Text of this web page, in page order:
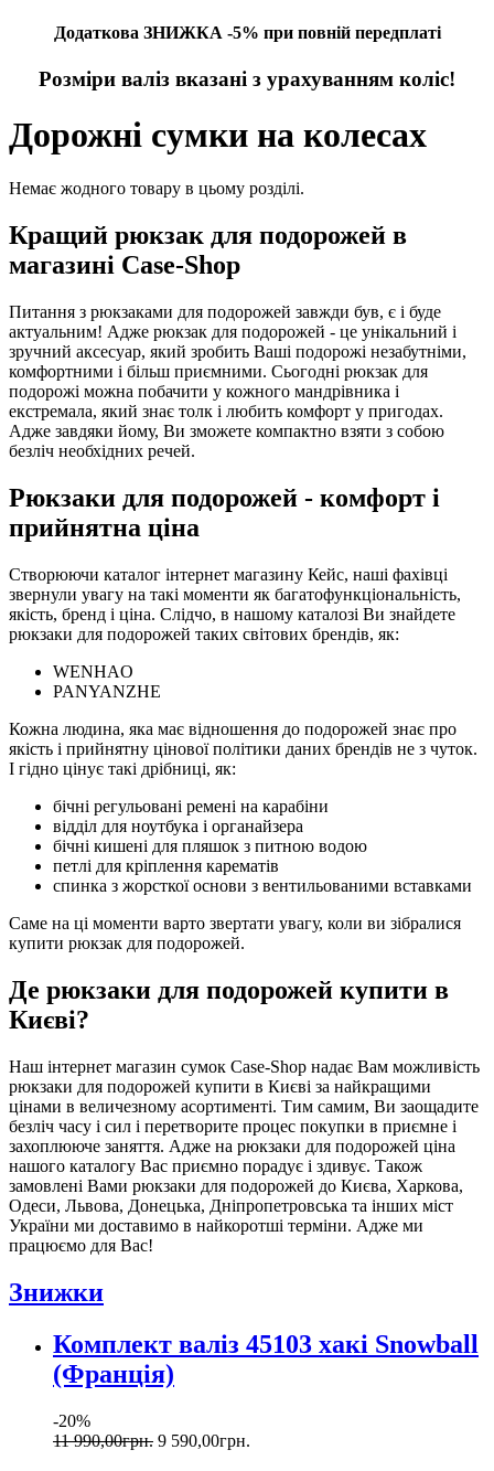
Додаткова ЗНИЖКА -5% при повній передплаті
Розміри валіз вказані з урахуванням коліс!
Дорожні сумки на колесах
Немає жодного товару в цьому розділі.
Кращий рюкзак для подорожей в
магазині Case-Shop
Питання з рюкзаками для подорожей завжди був, є і буде
актуальним! Адже рюкзак для подорожей - це унікальний і
зручний аксесуар, який зробить Ваші подорожі незабутніми,
комфортними і більш приємними. Сьогодні рюкзак для
подорожі можна побачити у кожного мандрівника і
екстремала, який знає толк і любить комфорт у пригодах.
Адже завдяки йому, Ви зможете компактно взяти з собою
безліч необхідних речей.
Рюкзаки для подорожей - комфорт і
прийнятна ціна
Створюючи каталог інтернет магазину Кейс, наші фахівці
звернули увагу на такі моменти як багатофункціональність,
якість, бренд і ціна. Слідчо, в нашому каталозі Ви знайдете
рюкзаки для подорожей таких світових брендів, як:
WENHAO
PANYANZHE
Кожна людина, яка має відношення до подорожей знає про
якість і прийнятну цінової політики даних брендів не з чуток.
І гідно цінує такі дрібниці, як:
бічні регульовані ремені на карабіни
відділ для ноутбука і органайзера
бічні кишені для пляшок з питною водою
петлі для кріплення карематів
спинка з жорсткої основи з вентильованими вставками
Саме на ці моменти варто звертати увагу, коли ви зібралися
купити рюкзак для подорожей.
Де рюкзаки для подорожей купити в
Києві?
Наш інтернет магазин сумок Case-Shop надає Вам можливість
рюкзаки для подорожей купити в Києві за найкращими
цінами в величезному асортименті. Тим самим, Ви заощадите
безліч часу і сил і перетворите процес покупки в приємне і
захоплююче заняття. Адже на рюкзаки для подорожей ціна
нашого каталогу Вас приємно порадує і здивує. Також
замовлені Вами рюкзаки для подорожей до Києва, Харкова,
Одеси, Львова, Донецька, Дніпропетровська та інших міст
України ми доставимо в найкоротші терміни. Адже ми
працюємо для Вас!
Знижки
Комплект валіз 45103 хакі Snowball
(Франція)
-20%
11 990,00грн. 9 590,00грн.